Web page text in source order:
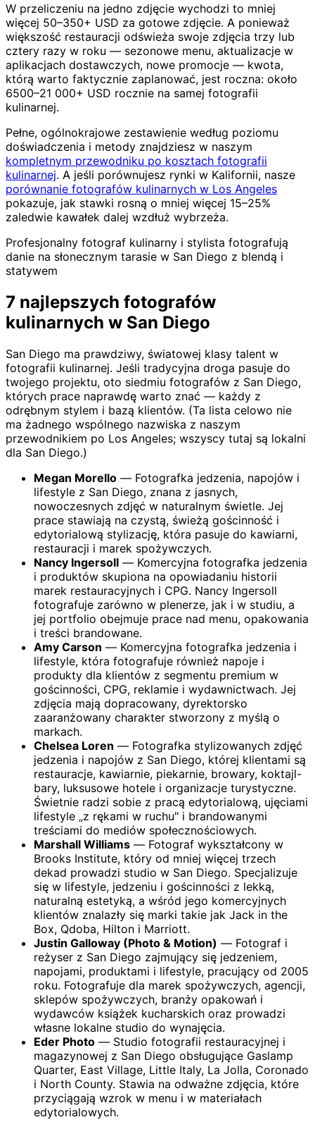
W przeliczeniu na jedno zdjęcie wychodzi to mniej
więcej 50–350+ USD za gotowe zdjęcie. A ponieważ
większość restauracji odświeża swoje zdjęcia trzy lub
cztery razy w roku — sezonowe menu, aktualizacje w
aplikacjach dostawczych, nowe promocje — kwota,
którą warto faktycznie zaplanować, jest roczna: około
6500–21 000+ USD rocznie na samej fotografii
kulinarnej.
Pełne, ogólnokrajowe zestawienie według poziomu
doświadczenia i metody znajdziesz w naszym
kompletnym przewodniku po kosztach fotografii
kulinarnej. A jeśli porównujesz rynki w Kalifornii, nasze
porównanie fotografów kulinarnych w Los Angeles
pokazuje, jak stawki rosną o mniej więcej 15–25%
zaledwie kawałek dalej wzdłuż wybrzeża.
Profesjonalny fotograf kulinarny i stylista fotografują
danie na słonecznym tarasie w San Diego z blendą i
statywem
7 najlepszych fotografów
kulinarnych w San Diego
San Diego ma prawdziwy, światowej klasy talent w
fotografii kulinarnej. Jeśli tradycyjna droga pasuje do
twojego projektu, oto siedmiu fotografów z San Diego,
których prace naprawdę warto znać — każdy z
odrębnym stylem i bazą klientów. (Ta lista celowo nie
ma żadnego wspólnego nazwiska z naszym
przewodnikiem po Los Angeles; wszyscy tutaj są lokalni
dla San Diego.)
Megan Morello — Fotografka jedzenia, napojów i
lifestyle z San Diego, znana z jasnych,
nowoczesnych zdjęć w naturalnym świetle. Jej
prace stawiają na czystą, świeżą gościnność i
edytorialową stylizację, która pasuje do kawiarni,
restauracji i marek spożywczych.
Nancy Ingersoll — Komercyjna fotografka jedzenia
i produktów skupiona na opowiadaniu historii
marek restauracyjnych i CPG. Nancy Ingersoll
fotografuje zarówno w plenerze, jak i w studiu, a
jej portfolio obejmuje prace nad menu, opakowania
i treści brandowane.
Amy Carson — Komercyjna fotografka jedzenia i
lifestyle, która fotografuje również napoje i
produkty dla klientów z segmentu premium w
gościnności, CPG, reklamie i wydawnictwach. Jej
zdjęcia mają dopracowany, dyrektorsko
zaaranżowany charakter stworzony z myślą o
markach.
Chelsea Loren — Fotografka stylizowanych zdjęć
jedzenia i napojów z San Diego, której klientami są
restauracje, kawiarnie, piekarnie, browary, koktajl-
bary, luksusowe hotele i organizacje turystyczne.
Świetnie radzi sobie z pracą edytorialową, ujęciami
lifestyle „z rękami w ruchu" i brandowanymi
treściami do mediów społecznościowych.
Marshall Williams — Fotograf wykształcony w
Brooks Institute, który od mniej więcej trzech
dekad prowadzi studio w San Diego. Specjalizuje
się w lifestyle, jedzeniu i gościnności z lekką,
naturalną estetyką, a wśród jego komercyjnych
klientów znalazły się marki takie jak Jack in the
Box, Qdoba, Hilton i Marriott.
Justin Galloway (Photo & Motion) — Fotograf i
reżyser z San Diego zajmujący się jedzeniem,
napojami, produktami i lifestyle, pracujący od 2005
roku. Fotografuje dla marek spożywczych, agencji,
sklepów spożywczych, branży opakowań i
wydawców książek kucharskich oraz prowadzi
własne lokalne studio do wynajęcia.
Eder Photo — Studio fotografii restauracyjnej i
magazynowej z San Diego obsługujące Gaslamp
Quarter, East Village, Little Italy, La Jolla, Coronado
i North County. Stawia na odważne zdjęcia, które
przyciągają wzrok w menu i w materiałach
edytorialowych.